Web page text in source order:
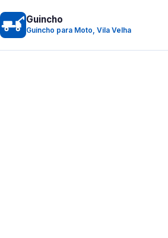
Guincho
Guincho para Moto, Vila Velha